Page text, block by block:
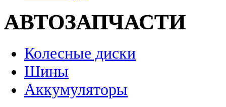
АВТОЗАПЧАСТИ
Колесные диски
Шины
Аккумуляторы